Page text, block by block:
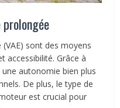
prolongée
sont des moyens
accessibilité. Grâce à
autonomie bien plus
De plus, le type de
est crucial pour